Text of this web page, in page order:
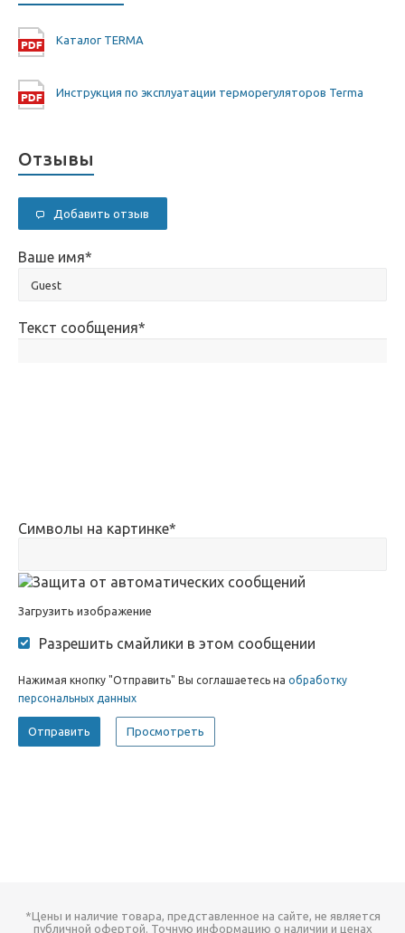
Каталог TERMA
Инструкция по эксплуатации терморегуляторов Terma
Отзывы
Добавить отзыв
Ваше имя*
Текст сообщения*
Символы на картинке*
Загрузить изображение
Разрешить смайлики в этом сообщении
Нажимая кнопку "Отправить" Вы соглашаетесь на обработку
персональных данных
*Цены и наличие товара, представленное на сайте, не является
публичной офертой. Точную информацию о наличии и ценах